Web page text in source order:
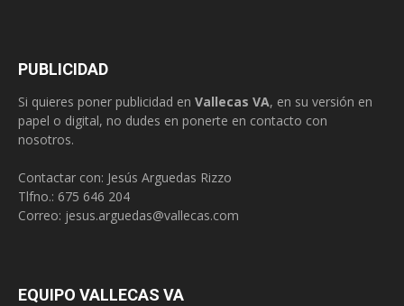
PUBLICIDAD
Si quieres poner publicidad en Vallecas VA, en su versión en
papel o digital, no dudes en ponerte en contacto con
nosotros.
Contactar con: Jesús Arguedas Rizzo
Tlfno.: 675 646 204
Correo: jesus.arguedas@vallecas.com
EQUIPO VALLECAS VA